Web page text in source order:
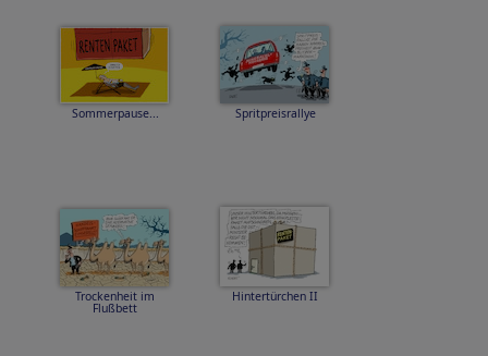
Sommerpause... Spritpreisrallye
Trockenheit im
Flußbett
Hintertürchen II